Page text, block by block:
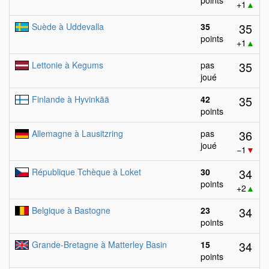
+1 ▲
Suède à Uddevalla
35
points
35
+1 ▲
Lettonie à Kegums
pas
joué
35
Finlande à Hyvinkää
42
points
35
Allemagne à Lausitzring
pas
joué
36
−1 ▼
République Tchèque à Loket
30
points
34
+2 ▲
Belgique à Bastogne
23
points
34
Grande-Bretagne à Matterley Basin
15
points
34